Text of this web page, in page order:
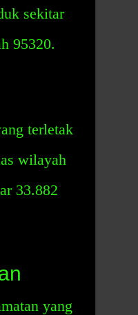
sekitar
95320.
terletak
wilayah
33.882
yang